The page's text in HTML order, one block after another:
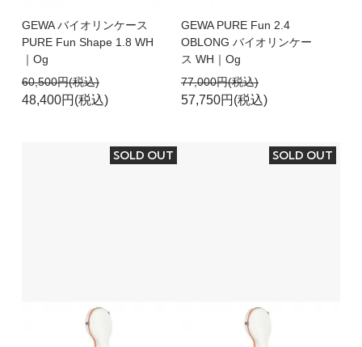
GEWA バイオリンケース
PURE Fun Shape 1.8 WH
｜Og
60,500円(税込)
48,400円(税込)
GEWA PURE Fun 2.4
OBLONG バイオリンケー
ス WH｜Og
77,000円(税込)
57,750円(税込)
SOLD OUT SOLD OUT